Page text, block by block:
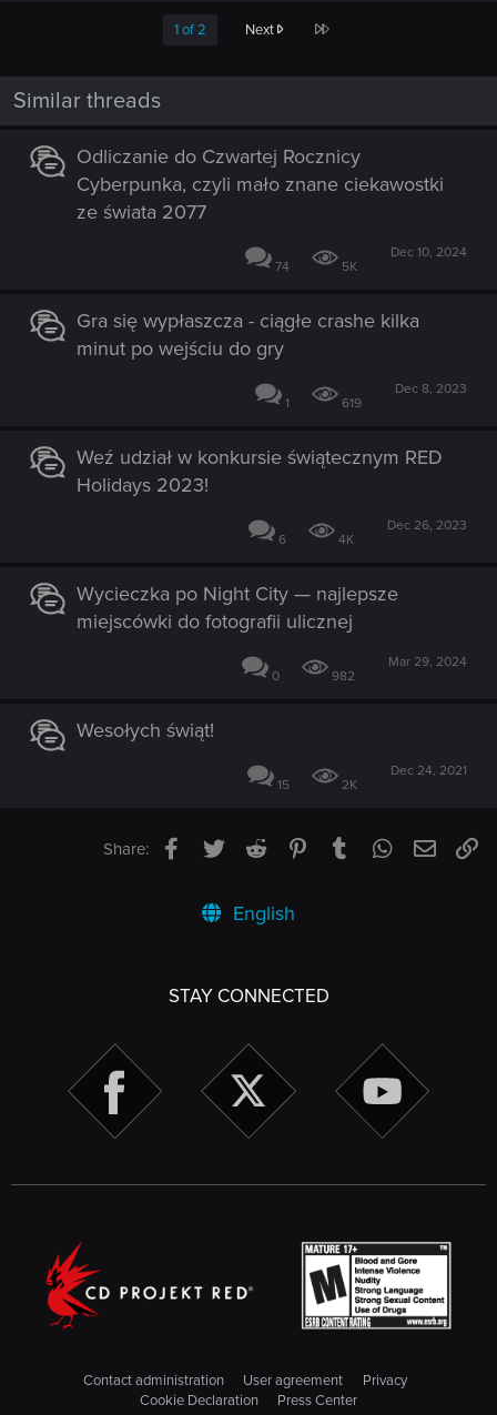
1 of 2 Next Last
Similar threads
Odliczanie do Czwartej Rocznicy
Cyberpunka, czyli mało znane ciekawostki
ze świata 2077
74 5K
Dec 10, 2024
Gra się wypłaszcza - ciągłe crashe kilka
minut po wejściu do gry
1 619
Dec 8, 2023
Weź udział w konkursie świątecznym RED
Holidays 2023!
6 4K
Dec 26, 2023
Wycieczka po Night City — najlepsze
miejscówki do fotografii ulicznej
0 982
Mar 29, 2024
Wesołych świąt!
15 2K
Dec 24, 2021
Share: Facebook
TwitterReddit PinterestTumblrWhatsApp
Email
English
STAY CONNECTED
Contact administration User agreement
Privacy
Cookie Declaration
Press Center